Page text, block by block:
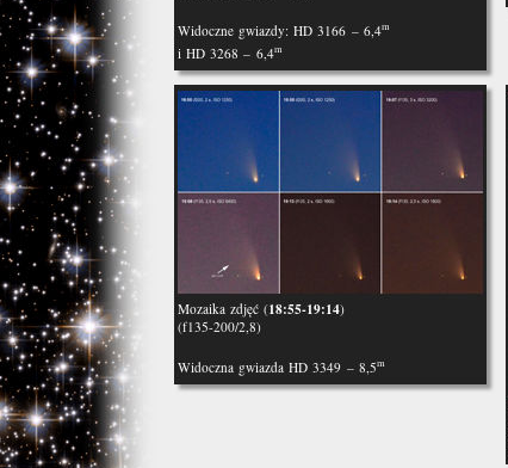
Widoczne gwiazdy: HD 3166 – 6,4m
i HD 3268 – 6,4m
Mozaika zdjęć (18:55-19:14)
(f135-200/2,8)
Widoczna gwiazda HD 3349 – 8,5m